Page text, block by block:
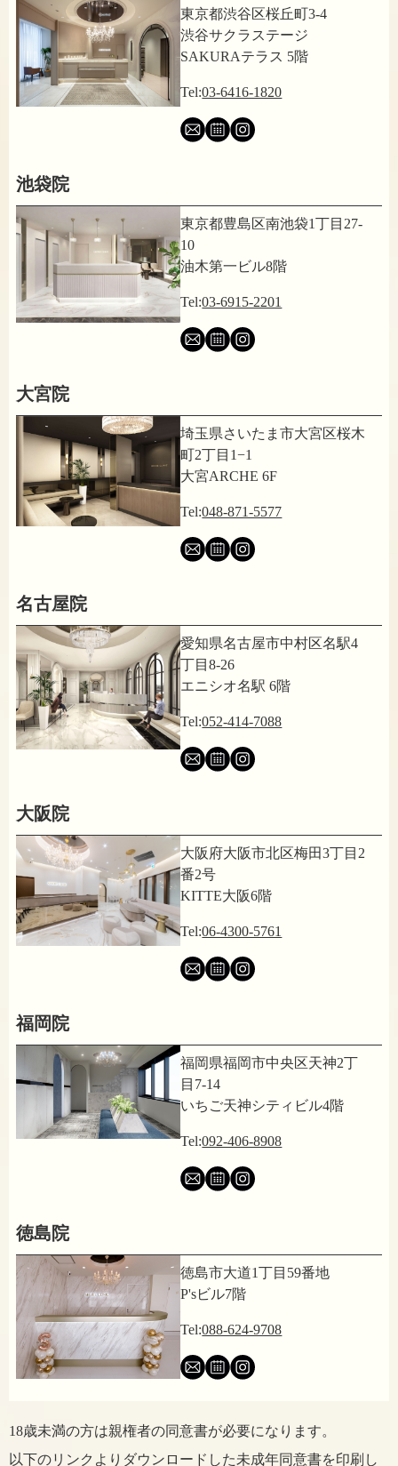
東京都渋谷区桜丘町3-4
渋谷サクラステージ
SAKURAテラス 5階
Tel:03-6416-1820
池袋院
東京都豊島区南池袋1丁目27-
10
油木第一ビル8階
Tel:03-6915-2201
大宮院
埼玉県さいたま市大宮区桜木
町2丁目1−1
大宮ARCHE 6F
Tel:048-871-5577
名古屋院
愛知県名古屋市中村区名駅4
丁目8-26
エニシオ名駅 6階
Tel:052-414-7088
大阪院
大阪府大阪市北区梅田3丁目2
番2号
KITTE大阪6階
Tel:06-4300-5761
福岡院
福岡県福岡市中央区天神2丁
目7-14
いちご天神シティビル4階
Tel:092-406-8908
徳島院
徳島市大道1丁目59番地
P'sビル7階
Tel:088-624-9708
18歳未満の方は親権者の同意書が必要になります。
以下のリンクよりダウンロードした未成年同意書を印刷し